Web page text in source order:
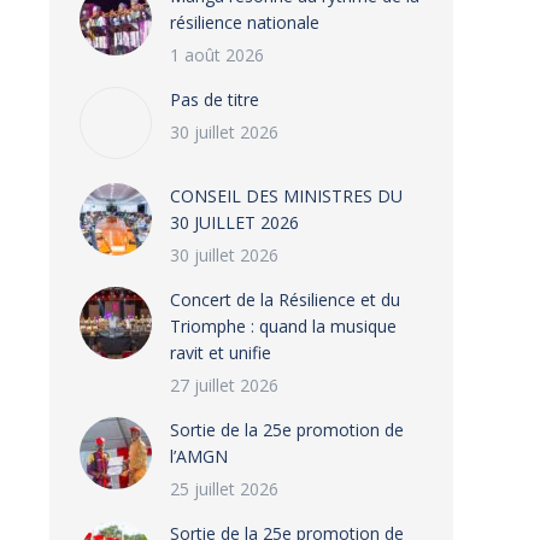
résilience nationale
1 août 2026
Pas de titre
30 juillet 2026
CONSEIL DES MINISTRES DU
30 JUILLET 2026
30 juillet 2026
‎​Concert de la Résilience et du
Triomphe : quand la musique
ravit et unifie
27 juillet 2026
‎Sortie de la 25e promotion de
l’AMGN
25 juillet 2026
‎Sortie de la 25e promotion de